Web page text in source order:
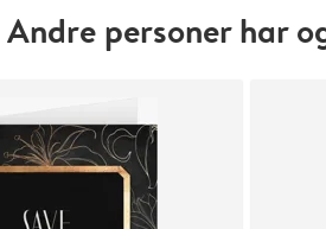
Andre personer har